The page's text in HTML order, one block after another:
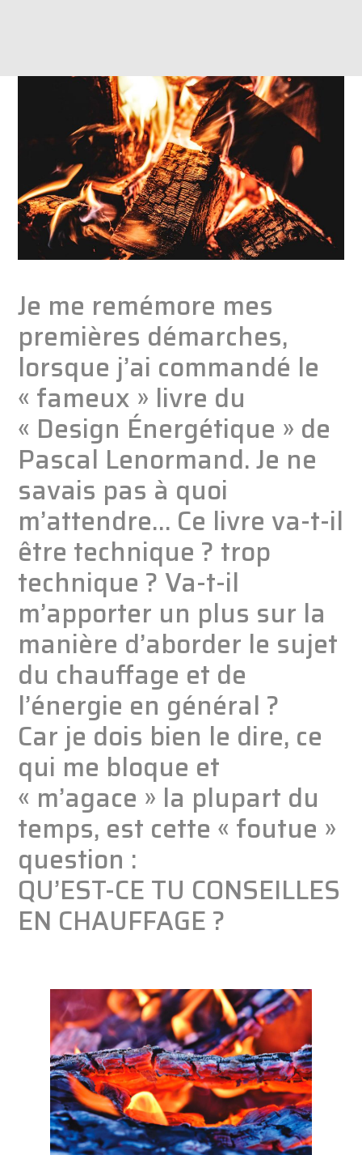
Je me remémore mes
premières démarches,
lorsque j’ai commandé le
« fameux » livre du
« Design Énergétique » de
Pascal Lenormand. Je ne
savais pas à quoi
m’attendre… Ce livre va-t-il
être technique ? trop
technique ? Va-t-il
m’apporter un plus sur la
manière d’aborder le sujet
du chauffage et de
l’énergie en général ?
Car je dois bien le dire, ce
qui me bloque et
« m’agace » la plupart du
temps, est cette « foutue »
question :
QU’EST-CE TU CONSEILLES
EN CHAUFFAGE ?